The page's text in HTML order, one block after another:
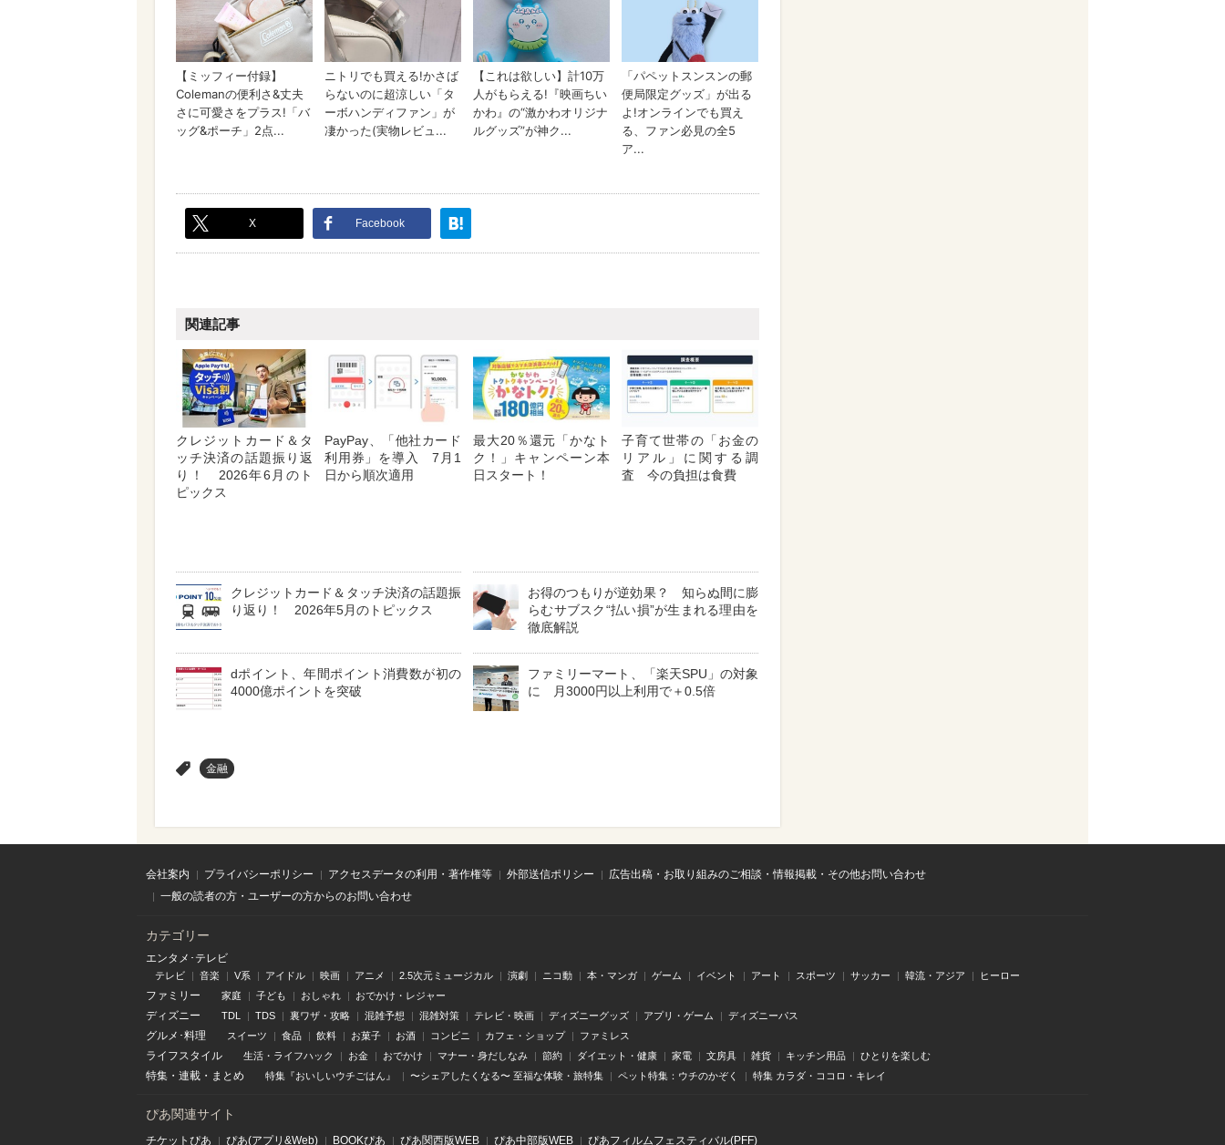
X Facebook
関連記事
クレジットカード＆タ
ッチ決済の話題振り返
り！ 2026年6月のト
ピックス
PayPay、「他社カード
利用券」を導入 7月1
日から順次適用
最大20％還元「かなト
ク！」キャンペーン本
日スタート！
子育て世帯の「お金の
リアル」に関する調
査 今の負担は食費
クレジットカード＆タッチ決済の話題振
り返り！ 2026年5月のトピックス
お得のつもりが逆効果？ 知らぬ間に膨
らむサブスク“払い損”が生まれる理由を
徹底解説
dポイント、年間ポイント消費数が初の
4000億ポイントを突破
ファミリーマート、「楽天SPU」の対象
に 月3000円以上利用で＋0.5倍
金融
会社案内 プライバシーポリシー アクセスデータの利用・著作権等 外部送信ポリシー
広告出稿・お取り組みのご相談・情報掲載・その他お問い合わせ
一般の読者の方・ユーザーの方からのお問い合わせ
カテゴリー
エンタメ･テレビ
テレビ 音楽 V系 アイドル 映画 アニメ 2.5次元ミュージカル 演劇 ニコ動 本・マンガ ゲーム イベント アート スポーツ サッカー 韓流・アジア ヒーロー
ファミリー 家庭 子ども おしゃれ おでかけ・レジャー
ディズニー TDL TDS 裏ワザ・攻略 混雑予想 混雑対策 テレビ・映画 ディズニーグッズ アプリ・ゲーム ディズニーパス
グルメ･料理 スイーツ 食品 飲料 お菓子 お酒 コンビニ カフェ・ショップ ファミレス
ライフスタイル 生活・ライフハック お金 おでかけ マナー・身だしなみ 節約 ダイエット・健康 家電 文房具 雑貨 キッチン用品 ひとりを楽しむ
特集 ・ 連載 ・ まとめ 特集『おいしいウチごはん』 〜シェアしたくなる〜 至福な体験・旅特集 ペット特集：ウチのかぞく 特集 カラダ・ココロ・キレイ
ぴあ関連サイト
チケットぴあ ぴあ(アプリ&Web) BOOKぴあ ぴあ関⻄版WEB ぴあ中部版WEB ぴあフィルムフェスティバル(PFF)